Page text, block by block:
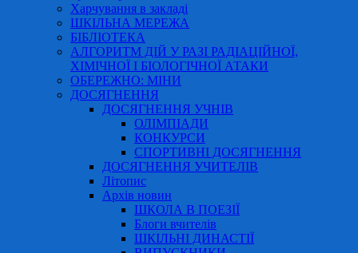
Харчування в закладі
ШКІЛЬНА МЕРЕЖА
БІБЛІОТЕКА
АЛГОРИТМ ДІЙ У РАЗІ РАДІАЦІЙНОЇ,
ХІМІЧНОЇ І БІОЛОГІЧНОЇ АТАКИ
ОБЕРЕЖНО: МІНИ
ДОСЯГНЕННЯ
ДОСЯГНЕННЯ УЧНІВ
ОЛІМПІАДИ
КОНКУРСИ
СПОРТИВНІ ДОСЯГНЕННЯ
ДОСЯГНЕННЯ УЧИТЕЛІВ
Літопис
Архів новин
ШКОЛА В ПОЕЗІЇ
Блоги вчителів
ШКІЛЬНІ ДИНАСТІЇ